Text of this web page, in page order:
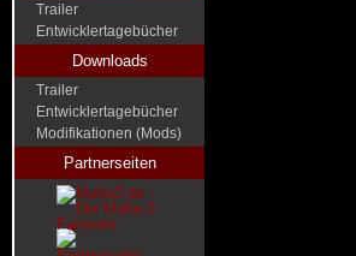
Trailer
Entwicklertagebücher
Downloads
Trailer
Entwicklertagebücher
Modifikationen (Mods)
Partnerseiten